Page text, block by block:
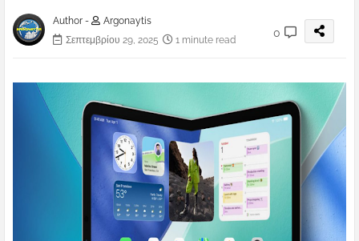
Author -
Argonaytis
Σεπτεμβρίου 29, 2025
1 minute read
0